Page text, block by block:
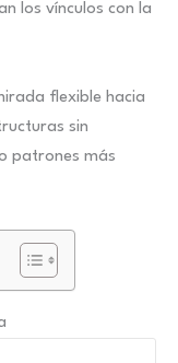
los vínculos con la
flexible hacia
sin
patrones más